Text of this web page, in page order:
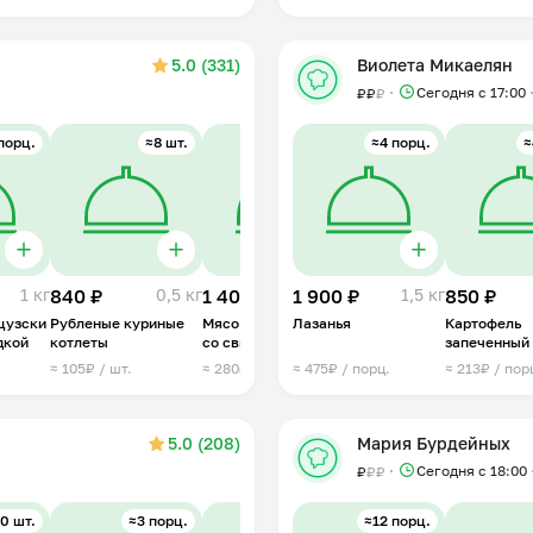
5.0 (331)
1 кг
≈8 шт.
840 ₽ 0,5 кг
Рубленые куриные
котлеты
≈ 105₽ / шт.
≈5 порц.
1 400 ₽ 1 кг
Мясо по-французски
со свининой
≈ 280₽ / порц.
≈6 порц.
1 150 ₽ 1 кг
Салат "Оливье"
≈ 192₽ / порц.
Виолета Микаелян
₽₽₽ Сегодня с 17:00
≈4 порц.
1 900 ₽ 1,5 кг
Лазанья
≈ 475₽ / порц.
850 ₽
Картофель
запеченный
беконом
≈ 213₽ /
5.0 (208)
шт. ≈3 порц. ≈3 порц.
Мария Бурдейных
₽₽₽ Сегодня с 18:00
≈12 порц.